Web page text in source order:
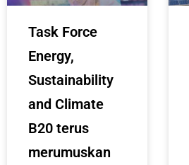
Task Force
Energy,
Sustainability
and Climate
B20 terus
merumuskan